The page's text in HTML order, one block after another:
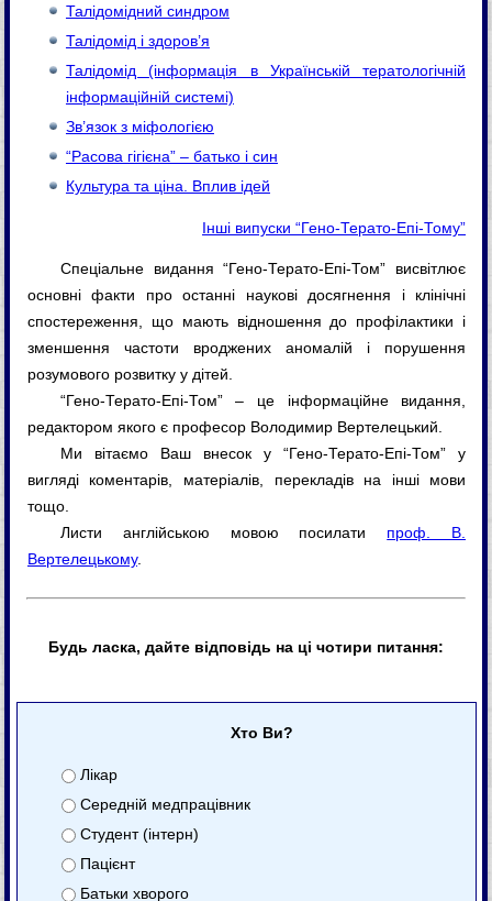
Талідомідний синдром
Талідомід і здоров’я
Талідомід (інформація в Українській тератологічній
інформаційній системі)
Зв’язок з міфологією
“Расова гігієна” – батько і син
Культура та ціна. Вплив ідей
Інші випуски “Гено-Терато-Епі-Тому”
Спеціальне видання “Гено-Терато-Епі-Том” висвітлює
основні факти про останні наукові досягнення і клінічні
спостереження, що мають відношення до профілактики і
зменшення частоти вроджених аномалій і порушення
розумового розвитку у дітей.
“Гено-Терато-Епі-Том” – це інформаційне видання,
редактором якого є професор Володимир Вертелецький.
Ми вітаємо Ваш внесок у “Гено-Терато-Епі-Том” у
вигляді коментарів, матеріалів, перекладів на інші мови
тощо.
Листи англійською мовою посилати проф. В.
Вертелецькому.
Будь ласка, дайте відповідь на ці чотири питання:
Хто Ви?
Лікар
Середній медпрацівник
Студент (інтерн)
Пацієнт
Батьки хворого